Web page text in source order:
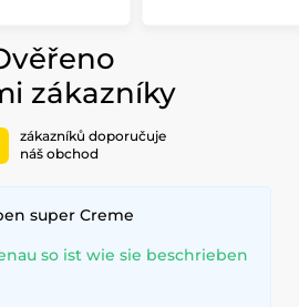
zákazníky
zákazníků doporučuje
náš obchod
super Creme
so ist wie sie beschrieben